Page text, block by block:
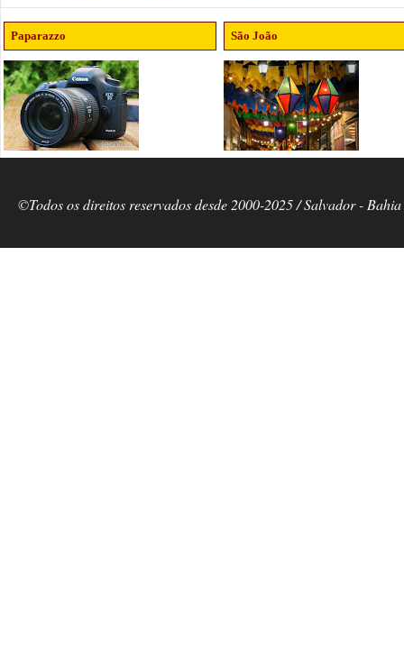
Paparazzo São João
©Todos os direitos reservados desde 2000-2025 / Salvador -